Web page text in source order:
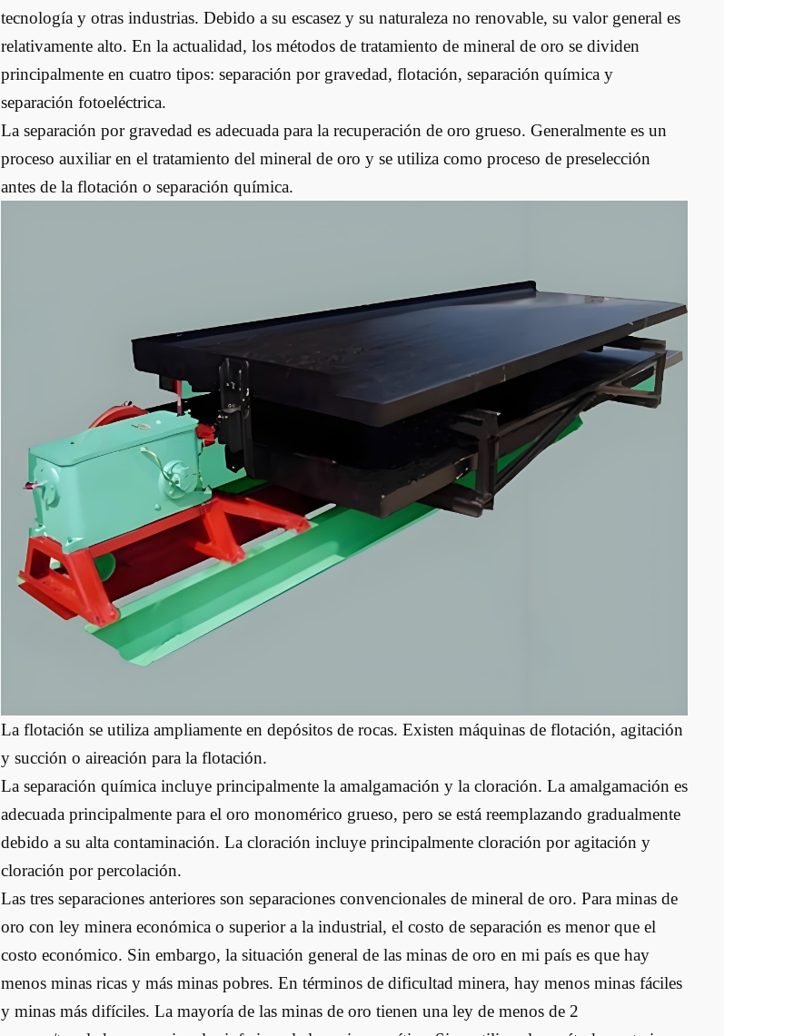
tecnología y otras industrias. Debido a su escasez y su naturaleza no renovable, su valor general es
relativamente alto. En la actualidad, los métodos de tratamiento de mineral de oro se dividen
principalmente en cuatro tipos: separación por gravedad, flotación, separación química y
separación fotoeléctrica.
La separación por gravedad es adecuada para la recuperación de oro grueso. Generalmente es un
proceso auxiliar en el tratamiento del mineral de oro y se utiliza como proceso de preselección
antes de la flotación o separación química.
La flotación se utiliza ampliamente en depósitos de rocas. Existen máquinas de flotación, agitación
y succión o aireación para la flotación.
La separación química incluye principalmente la amalgamación y la cloración. La amalgamación es
adecuada principalmente para el oro monomérico grueso, pero se está reemplazando gradualmente
debido a su alta contaminación. La cloración incluye principalmente cloración por agitación y
cloración por percolación.
Las tres separaciones anteriores son separaciones convencionales de mineral de oro. Para minas de
oro con ley minera económica o superior a la industrial, el costo de separación es menor que el
costo económico. Sin embargo, la situación general de las minas de oro en mi país es que hay
menos minas ricas y más minas pobres. En términos de dificultad minera, hay menos minas fáciles
y minas más difíciles. La mayoría de las minas de oro tienen una ley de menos de 2